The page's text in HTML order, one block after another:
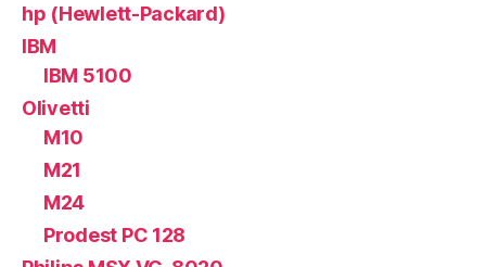
hp (Hewlett-Packard)
IBM
IBM 5100
Olivetti
M10
M21
M24
Prodest PC 128